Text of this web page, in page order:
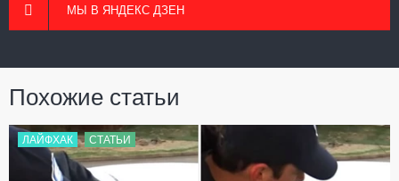
МЫ В ЯНДЕКС ДЗЕН
Похожие статьи
ЛАЙФХАК СТАТЬИ